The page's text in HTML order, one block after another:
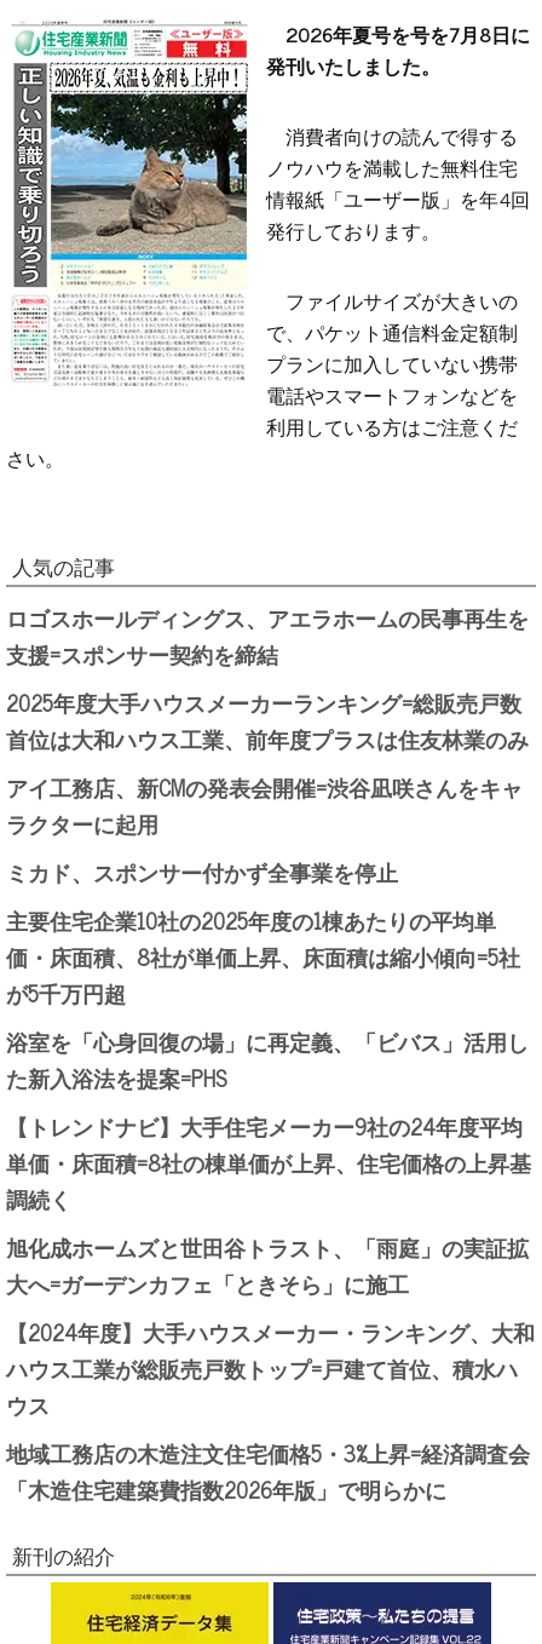
2026年夏号を号を7月8日に
発刊いたしました。
消費者向けの読んで得する
ノウハウを満載した無料住宅
情報紙「ユーザー版」を年4回
発行しております。
ファイルサイズが大きいの
で、パケット通信料金定額制
プランに加入していない携帯
電話やスマートフォンなどを
利用している方はご注意くだ
さい。
人気の記事
ロゴスホールディングス、アエラホームの民事再生を
支援=スポンサー契約を締結
2025年度大手ハウスメーカーランキング=総販売戸数
首位は大和ハウス工業、前年度プラスは住友林業のみ
アイ工務店、新CMの発表会開催=渋谷凪咲さんをキャ
ラクターに起用
ミカド、スポンサー付かず全事業を停止
主要住宅企業10社の2025年度の1棟あたりの平均単
価・床面積、8社が単価上昇、床面積は縮小傾向=5社
が5千万円超
浴室を「心身回復の場」に再定義、「ビバス」活用し
た新入浴法を提案=PHS
【トレンドナビ】大手住宅メーカー9社の24年度平均
単価・床面積=8社の棟単価が上昇、住宅価格の上昇基
調続く
旭化成ホームズと世田谷トラスト、「雨庭」の実証拡
大へ=ガーデンカフェ「ときそら」に施工
【2024年度】大手ハウスメーカー・ランキング、大和
ハウス工業が総販売戸数トップ=戸建て首位、積水ハ
ウス
地域工務店の木造注文住宅価格5・3%上昇=経済調査会
「木造住宅建築費指数2026年版」で明らかに
新刊の紹介